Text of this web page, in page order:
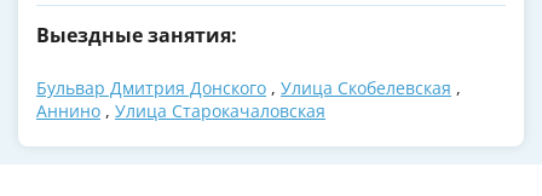
Выездные занятия:
Бульвар Дмитрия Донского , Улица Скобелевская ,
Аннино , Улица Старокачаловская